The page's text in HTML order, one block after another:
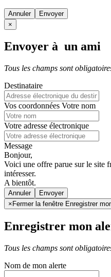
Annuler
×
Envoyer à un ami
Tous les champs sont
Destinataire
Vos coordonnées Votre nom
Votre adresse électronique
Message
Bonjour,
Voici une offre parue sur le site
intéresser.
A bientôt.
Annuler
× Fermer la fenêtre Enregistrer
Enregistrer mon
Tous les champs sont
Nom de mon alerte